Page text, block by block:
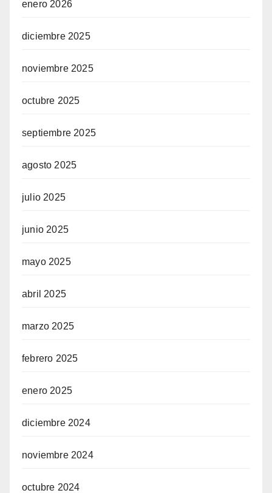
enero 2026
diciembre 2025
noviembre 2025
octubre 2025
septiembre 2025
agosto 2025
julio 2025
junio 2025
mayo 2025
abril 2025
marzo 2025
febrero 2025
enero 2025
diciembre 2024
noviembre 2024
octubre 2024